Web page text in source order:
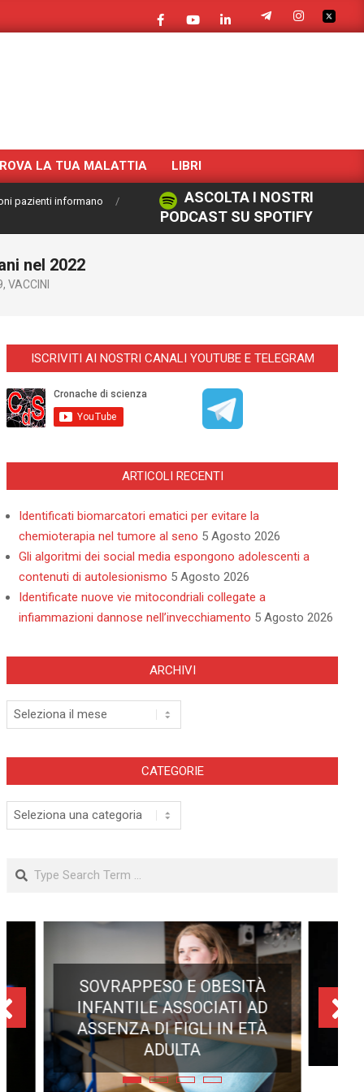
LA TUA MALATTIA LIBRI
pazienti informano
ASCOLTA I NOSTRI
PODCAST SU SPOTIFY
nel 2022
, VACCINI
ISCRIVITI AI NOSTRI CANALI YOUTUBE E TELEGRAM
ARTICOLI RECENTI
Identificati biomarcatori ematici per evitare la
chemioterapia nel tumore al seno 5 Agosto 2026
Gli algoritmi dei social media espongono adolescenti a
contenuti di autolesionismo 5 Agosto 2026
Identificate nuove vie mitocondriali collegate a
infiammazioni dannose nell’invecchiamento 5 Agosto 2026
ARCHIVI
Archivi
CATEGORIE
Categorie
Search
ECLISSE TOTALE DEL 12
AGOSTO 2026: DOVE SI
POTRÀ VEDERE